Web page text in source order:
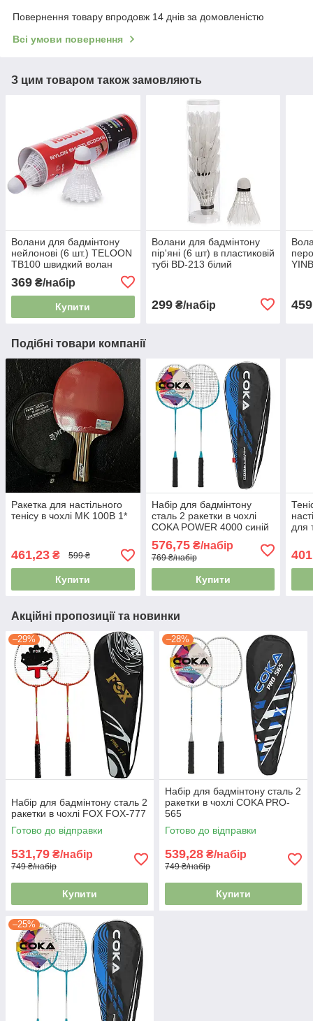
Повернення товару впродовж 14 днів за домовленістю
Всі умови повернення
З цим товаром також замовляють
Волани для бадмінтону
нейлонові (6 шт.) TELOON
TB100 швидкий волан
369 ₴/набір
Купити
Волани для бадмінтону
пір'яні (6 шт) в пластиковій
тубі BD-213 білий
299₴/набір 459
Подібні товари компанії
Ракетка для настільного
тенісу в чохлі MK 100B 1*
461,23 ₴ 599 ₴
Купити
Набір для бадмінтону
сталь 2 ракетки в чохлі
COKA POWER 4000 синій
576,75₴/набір
769 ₴/набір
Купити
для
Акційні пропозиції та новинки
–29%
Набір для бадмінтону сталь 2
ракетки в чохлі FOX FOX-777
Готово до відправки
531,79 ₴/набір
749 ₴/набір
Купити
–28%
Набір для бадмінтону сталь 2
ракетки в чохлі COKA PRO-
565
Готово до відправки
539,28 ₴/набір
749 ₴/набір
Купити
–25%